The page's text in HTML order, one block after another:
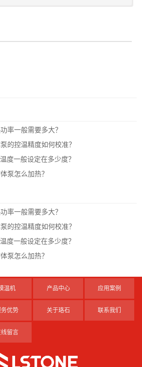
率一般需要多大？
的控温精度如何校准？
度一般设定在多少度？
泵怎么加热？
率一般需要多大？
的控温精度如何校准？
度一般设定在多少度？
泵怎么加热？
温机 产品中心 应用案例
务优势 关于珞石 联系我们
线留言